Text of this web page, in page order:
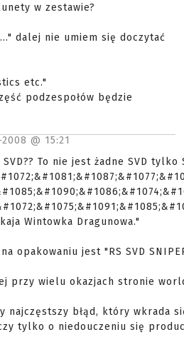
w zestawie?
dalej nie umiem się doczytać
etc."
podzespołów będzie
@ 15:21
To nie jest żadne SVD tylko
Wintowka Dragunowa."
opakowaniu jest "RS SVD
przy wielu okazjach stronie
najczęstszy błąd, który wkrada
tylko o niedouczeniu się